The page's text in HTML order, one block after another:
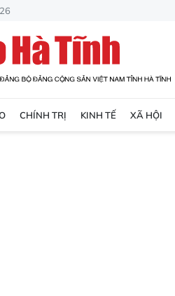
CHÍNH TRỊ KINH TẾ XÃ HỘI